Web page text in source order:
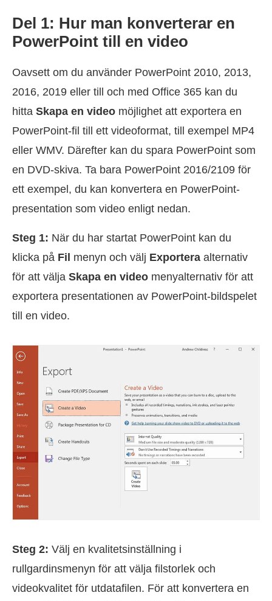
Del 1: Hur man konverterar en
PowerPoint till en video
Oavsett om du använder PowerPoint 2010, 2013,
2016, 2019 eller till och med Office 365 kan du
hitta Skapa en video möjlighet att exportera en
PowerPoint-fil till ett videoformat, till exempel MP4
eller WMV. Därefter kan du spara PowerPoint som
en DVD-skiva. Ta bara PowerPoint 2016/2109 för
ett exempel, du kan konvertera en PowerPoint-
presentation som video enligt nedan.
Steg 1: När du har startat PowerPoint kan du
klicka på Fil menyn och välj Exportera alternativ
för att välja Skapa en video menyalternativ för att
exportera presentationen av PowerPoint-bildspelet
till en video.
Steg 2: Välj en kvalitetsinställning i
rullgardinsmenyn för att välja filstorlek och
videokvalitet för utdatafilen. För att konvertera en